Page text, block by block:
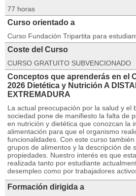
77 horas
Curso orientado a
Curso Fundación Tripartita para
Coste del Curso
CURSO GRATUITO SUBVENCIONADO
Conceptos que aprenderás en el
2026 Dietética y Nutrición A
EXTREMADURA
La actual preocupación por la salud y el
sociedad pone de manifiesto la falta de
en nutrición y dietética que conozcan la
alimentación para que el organismo
funcionalidades. Con este curso
grupos de alimentos y la descripción de
propiedades. Nuestro interés es que
realizada tanto por estudiante
desempleo como por trabajadores
Formación dirigida a